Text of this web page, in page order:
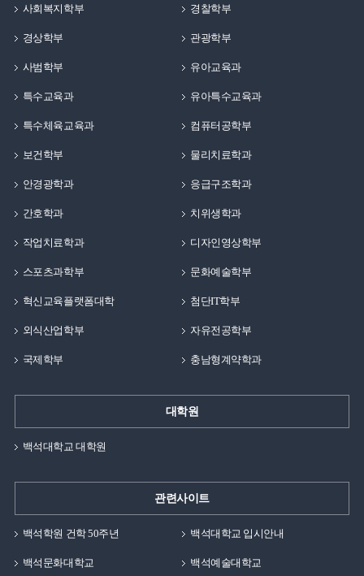
누리시길 강력 추천드립니다. 학생때에 누릴 수 있는
하였습니다. 그리고 현재 슬하에 3명의 자식을 두고 있기에
백석대학교는 저에게 인생에서 가장 중요한 가정을 이룰
강의를 듯던 중에 제가 앞으로 목표를 두어야할 꿈이
생겼고, 현재는 그 꿈을 향해 계속해서 열심히 나아가고
있습니다. 인생에서 가장 중요하다고 하는 가정과 꿈을
백석대학교에서 가질 수 있었습니다. 이 기회를 빌어 여러
후배님들에게 해주고 싶은 얘기는 보이지 않는 미래의
학교생활에 충실한다면 앞으로의 목표와 비전이 조금씩
뚜렷해질 것이라 생각합니다. 앞서 얘기했던, 기독교수업
해주셨던 얘기가 있습니다. 꿈을 정하기 어려울 때 잘하는
것과 좋아하는 것을 모두 작성하고, 거기에 중첩되는 것을
것이라고 하셨습니다. 저에게는 그 당시에 트레이닝
방법론, 재활운동, 해부학과 관련된 내용들이 좋았었고,
되는 것을 앞으로의 목표로 정하였습니다. 그리고
16년도에 학부를 졸업하고, 석사 2년, 박사 5년을 끝으로
백석대학교에서 전공수업에 강의를 나오고 있습니다. 일찍
결혼하여 가정을 꾸리면서 꿈을 이루기에는 시간적으로나
어린 나이에 가정을 책임지는 가장이 꿈을 이루기 위한
과정들을 우선적으로 생각했다면 어려웠을 것이지만,
사회복지학부 경찰학부
경상학부 관광학부
사범학부 유아교육과
특수교육과 유아특수교육과
특수체육교육과 컴퓨터공학부
보건학부 물리치료학과
안경광학과 응급구조학과
간호학과 치위생학과
작업치료학과 디자인영상학부
스포츠과학부 문화예술학부
혁신교육플랫폼대학 첨단IT학부
외식산업학부 자유전공학부
국제학부 충남형계약학과
대학원
백석대학교 대학원
관련사이트
백석학원 건학 50주년 백석대학교 입시안내
백석문화대학교 백석예술대학교